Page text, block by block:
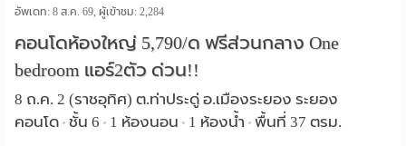
ลง
ประกาศ
ฟรี
อัพเดท: 8 ส.ค. 69, ผู้เข้าชม:2,284
คอนโดห้องใหญ่ 5,790/ด ฟรีส่วนกลาง One
bedroom แอร์2ตัว ด่วน!!
8 ถ.ค. 2 (ราชอุทิศ) ต.ท่าประดู่ อ.เมืองระยอง ระยอง
คอนโด • ชั้น 6 • 1 ห้องนอน • 1 ห้องน้ำ • พื้นที่ 37 ตรม.